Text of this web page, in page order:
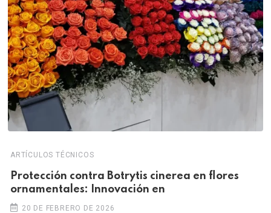
ARTÍCULOS TÉCNICOS
Protección contra Botrytis cinerea en flores
ornamentales: Innovación en
20 DE FEBRERO DE 2026